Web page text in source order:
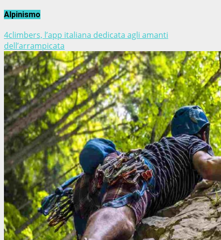
Alpinismo
4climbers, l’app italiana dedicata agli amanti
dell’arrampicata